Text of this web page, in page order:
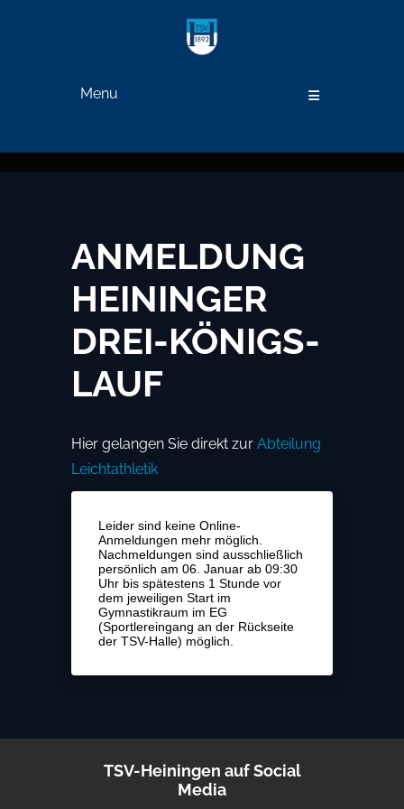
Menu
ANMELDUNG
HEININGER
DREI-KÖNIGS-
LAUF
Hier gelangen Sie direkt zur Abteilung
Leichtathletik
Leider sind keine Online-
Anmeldungen mehr möglich.
Nachmeldungen sind ausschließlich
persönlich am 06. Januar ab 09:30
Uhr bis spätestens 1 Stunde vor
dem jeweiligen Start im
Gymnastikraum im EG
(Sportlereingang an der Rückseite
der TSV-Halle) möglich.
TSV-Heiningen auf Social
Media